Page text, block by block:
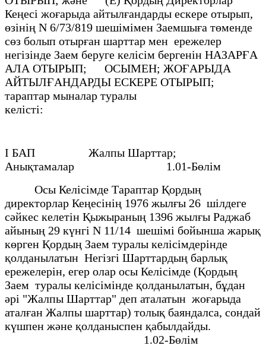
Кеңесi жоғарыда айтылғандарды ескере отырып,
өзiнiң N 6/73/819 шешiмiмен Заемшыға төменде
сөз болып отырған шарттар мен ережелер
негiзiнде Заем беруге келiсiм бергенiн НАЗАРҒА
АЛА ОТЫРЫП; ОСЫМЕН; ЖОҒАРЫДА
АЙТЫЛҒАНДАРДЫ ЕСКЕРЕ ОТЫРЫП;
тараптар мыналар туралы
келiстi:
I БАП Жалпы Шарттар;
Анықтамалар 1.01-Бөлiм
Осы Келiсiмде Тараптар Қордың
директорлар Кеңесiнiң 1976 жылғы 26 шiлдеге
сәйкес келетiн Қыжыраның 1396 жылғы Раджаб
айының 29 күнгi N 11/14 шешiмi бойынша жарық
көрген Қордың Заем туралы келiсiмдерiнде
қолданылатын Негiзгі Шарттардың барлық
ережелерiн, егер олар осы Келiсiмде (Қордың
Заем туралы келiсiмiнде қолданылатын, бұдан
әрi "Жалпы Шарттар" деп аталатын жоғарыда
аталған Жалпы шарттар) толық баяндалса, сондай
күшпен және қолданыспен қабылдайды.
1.02-Бөлiм